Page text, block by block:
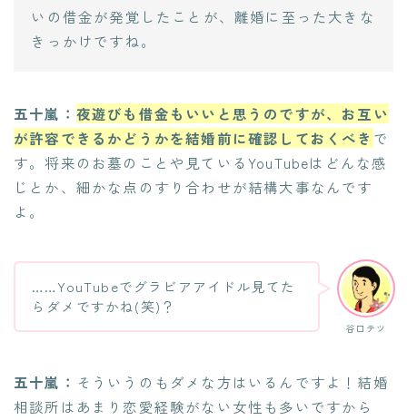
いの借金が発覚したことが、離婚に至った大きな
きっかけですね。
五十嵐： 夜遊びも借金もいいと思うのですが、お互い
が許容できるかどうかを結婚前に確認しておくべき で
す。将来のお墓のことや見ているYouTubeはどんな感
じとか、細かな点のすり合わせが結構大事なんです
よ。
谷口テツ
……YouTubeでグラビアアイドル見てた
らダメですかね(笑)？
五十嵐： そういうのもダメな方はいるんですよ！結婚
相談所はあまり恋愛経験がない女性も多いですから